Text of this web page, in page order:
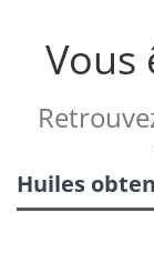
Vous
Huiles